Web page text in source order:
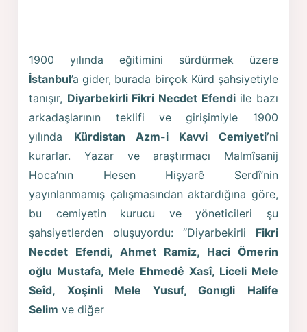
1900 yılında eğitimini sürdürmek üzere
İstanbul’a gider, burada birçok Kürd şahsiyetiyle
tanışır, Diyarbekirli Fikri Necdet Efendiile bazı
arkadaşlarının teklifi ve girişimiyle 1900
yılında Kürdistan Azm-i Kavvi Cemiyeti’ni
kurarlar. Yazar ve araştırmacı Malmîsanij
Hoca’nın Hesen Hişyarê Serdî’nin
yayınlanmamış çalışmasından aktardığına göre,
bu cemiyetin kurucu ve yöneticileri şu
şahsiyetlerden oluşuyordu: “Diyarbekirli Fikri
Necdet Efendi, Ahmet Ramiz, Haci Ömerin
oğlu Mustafa, Mele Ehmedê Xasî, Liceli Mele
Seîd, Xoşinli Mele Yusuf, Gonıgli Halife
Selim ve diğer